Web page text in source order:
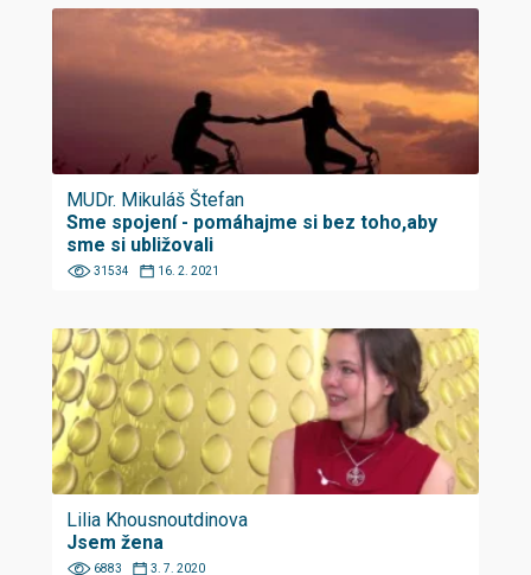
MUDr. Mikuláš Štefan
Sme spojení - pomáhajme si bez toho,aby
sme si ubližovali
31534 16. 2. 2021
Lilia Khousnoutdinova
Jsem žena
6883 3. 7. 2020